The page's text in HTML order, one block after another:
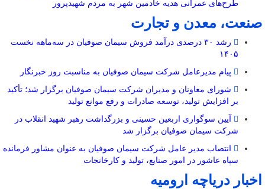
طرح‌های عمرانی هدیه خادمین شهر به مردم شهیدپرور
صنعت، معدن و تجارت
رشد ۳۰ درصدی درآمد فروش سیمان صوفیان در سه‌ماهه نخست
۱۴۰۵
پیام مدیرعامل شرکت سیمان صوفیان به مناسبت روز خبرنگار
شورای معاونان و مدیران شرکت سیمان صوفیان برگزار شد؛ تأکید
بر افزایش تولید، توسعه صادرات و رفع موانع تولید
آیین سوگواری اربعین حسینی و بزرگداشت رهبر شهید انقلاب در
شرکت سیمان صوفیان برگزار شد
انتصاب مدیر عامل شرکت سیمان صوفیان به عنوان مشاور فرمانده
سپاه عاشور در امور صنایع، تولید و کارخانجات
اخبار دریاچه ارومیه